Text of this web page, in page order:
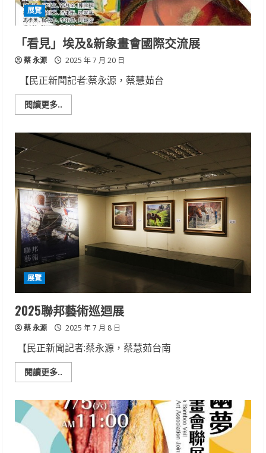
展覽
「看見」埃及&新象畫會國際交流展
蔡 永源 2025 年 7 月 20 日
【民正新聞記者:蔡永源，蔡慧茹台
閱讀更多..
more
埃
&
新
象
畫
會
國
際
交
流
展
展覽
2025聯邦藝術巡迴展
蔡 永源 2025 年 7 月 8 日
【民正新聞記者:蔡永源，蔡慧茹台南
閱讀更多..
more
聯
邦
藝
術
巡
迴